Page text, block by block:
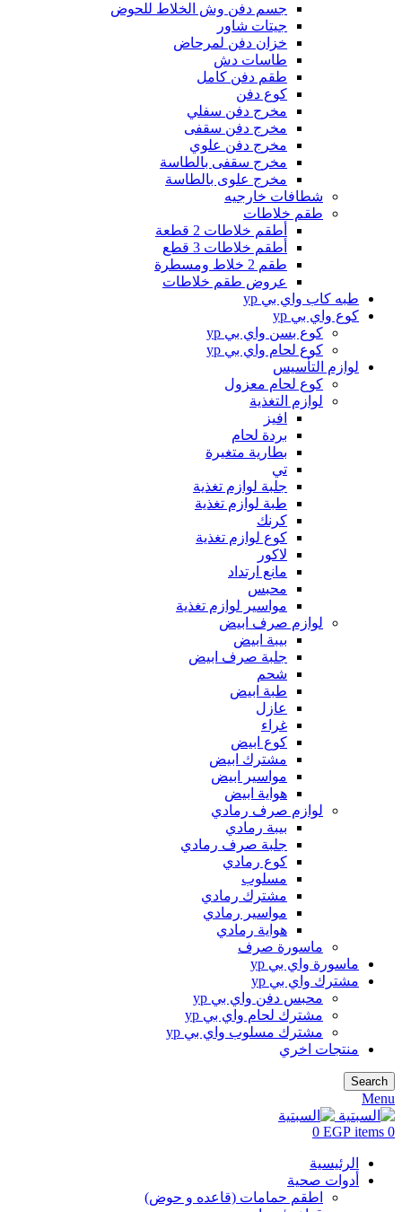
جسم دفن وش الخلاط للحوض
جيتات شاور
خزان دفن لمرحاض
طاسات دش
طقم دفن كامل
كوع دفن
مخرج دفن سفلي
مخرج دفن سقفى
مخرج دفن علوي
مخرج سقفى بالطاسة
مخرج علوى بالطاسة
شطافات خارجيه
طقم خلاطات
أطقم خلاطات 2 قطعة
أطقم خلاطات 3 قطع
طقم 2 خلاط ومسطرة
عروض طقم خلاطات
طبه كاب واي بي yp
كوع واي بي yp
كوع بسن واي بي yp
كوع لحام واي بي yp
لوازم التأسيس
كوع لحام معزول
لوازم التغذية
افيز
بردة لحام
بطارية متغيرة
تي
جلبة لوازم تغذية
طبة لوازم تغذية
كرنك
كوع لوازم تغذية
لاكور
مانع ارتداد
محبس
مواسير لوازم تغذية
لوازم صرف ابيض
بيبة ابيض
جلبة صرف ابيض
شحم
طبة ابيض
عازل
غراء
كوع ابيض
مشترك ابيض
مواسير ابيض
هواية ابيض
لوازم صرف رمادي
بيبة رمادي
جلبة صرف رمادي
كوع رمادي
مسلوب
مشترك رمادي
مواسير رمادي
هواية رمادي
ماسورة صرف
ماسورة واي بي yp
مشترك واي بي yp
محبس دفن واي بي yp
مشترك لحام واي بي yp
مشترك مسلوب واي بي yp
منتجات اخري
Search
Menu
0
items
0 EGP
الرئيسية
أدوات صحية
اطقم حمامات (قاعده و حوض)